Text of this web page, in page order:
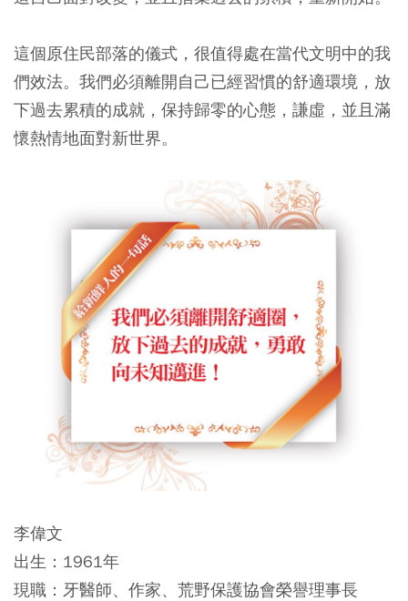
這個原住民部落的儀式，很值得處在當代文明中的我
們效法。我們必須離開自己已經習慣的舒適環境，放
下過去累積的成就，保持歸零的心態，謙虛，並且滿
懷熱情地面對新世界。
李偉文
出生：1961年
現職：牙醫師、作家、荒野保護協會榮譽理事長